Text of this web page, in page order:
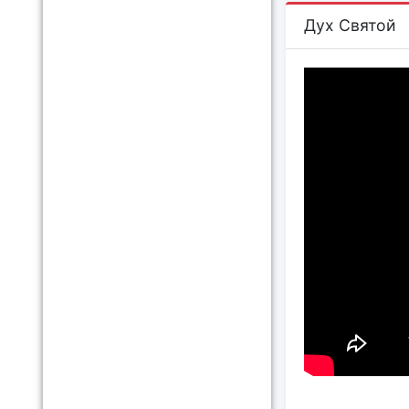
Дух Святой